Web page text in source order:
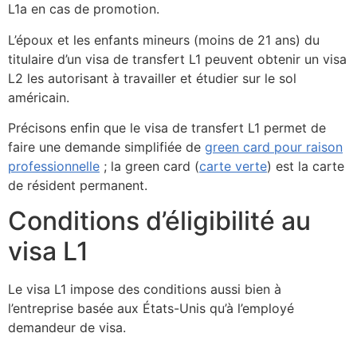
L1a en cas de promotion.
L’époux et les enfants mineurs (moins de 21 ans) du
titulaire d’un visa de transfert L1 peuvent obtenir un visa
L2 les autorisant à travailler et étudier sur le sol
américain.
Précisons enfin que le visa de transfert L1 permet de
faire une demande simplifiée de green card pour raison
professionnelle ; la green card (carte verte) est la carte
de résident permanent.
Conditions d’éligibilité au
visa L1
Le visa L1 impose des conditions aussi bien à
l’entreprise basée aux États-Unis qu’à l’employé
demandeur de visa.